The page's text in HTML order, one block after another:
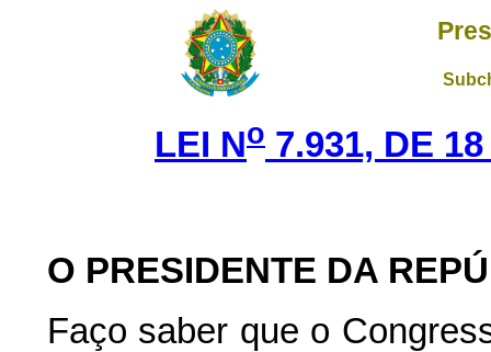
LEI No 7.931, DE
O PRESIDENTE DA
Faço saber que o